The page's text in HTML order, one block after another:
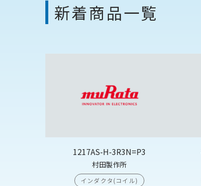
新着商品一覧
1217AS-H-3R3N=P3
村田製作所
インダクタ(コイル)